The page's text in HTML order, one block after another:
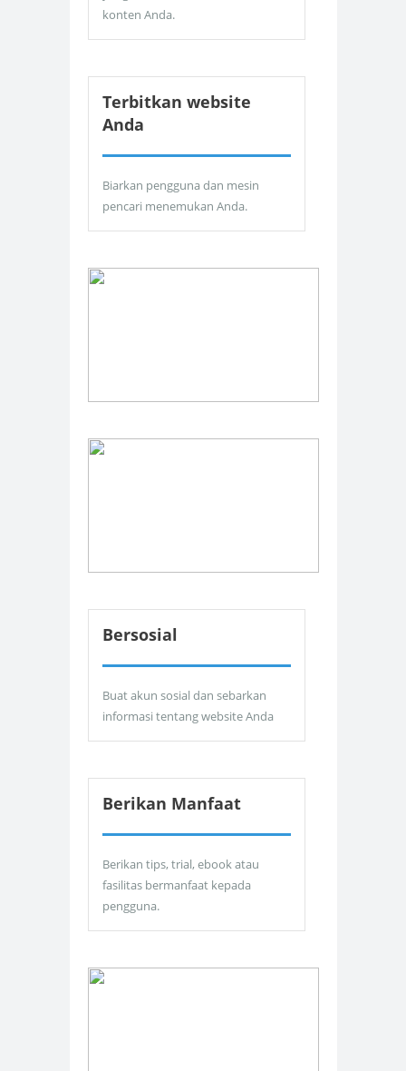
konten Anda.
Terbitkan website
Anda
Biarkan pengguna dan mesin
pencari menemukan Anda.
Bersosial
Buat akun sosial dan sebarkan
informasi tentang website Anda
Berikan Manfaat
Berikan tips, trial, ebook atau
fasilitas bermanfaat kepada
pengguna.